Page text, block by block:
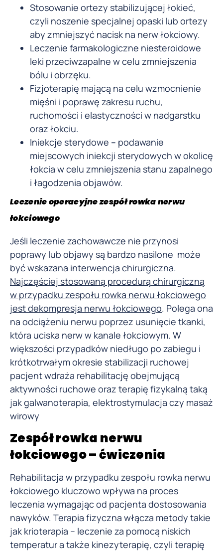
Stosowanie ortezy stabilizującej łokieć,
czyli noszenie specjalnej opaski lub ortezy
aby zmniejszyć nacisk na nerw łokciowy.
Leczenie farmakologiczne niesteroidowe
leki przeciwzapalne w celu zmniejszenia
bólu i obrzęku.
Fizjoterapię mającą na celu wzmocnienie
mięśni i poprawę zakresu ruchu,
ruchomości i elastyczności w nadgarstku
oraz łokciu.
Iniekcje sterydowe – podawanie
miejscowych iniekcji sterydowych w okolicę
łokcia w celu zmniejszenia stanu zapalnego
i łagodzenia objawów.
Leczenie operacyjne zespół rowka nerwu
łokciowego
Jeśli leczenie zachowawcze nie przynosi
poprawy lub objawy są bardzo nasilone może
być wskazana interwencja chirurgiczna.
Najczęściej stosowaną procedurą chirurgiczną
w przypadku zespołu rowka nerwu łokciowego
jest dekompresja nerwu łokciowego. Polega ona
na odciążeniu nerwu poprzez usunięcie tkanki,
która uciska nerw w kanale łokciowym. W
większości przypadków niedługo po zabiegu i
krótkotrwałym okresie stabilizacji ruchowej
pacjent wdraża rehabilitację obejmującą
aktywności ruchowe oraz terapię fizykalną taką
jak galwanoterapia, elektrostymulacja czy masaż
wirowy
Zespół rowka nerwu
łokciowego – ćwiczenia
Rehabilitacja w przypadku zespołu rowka nerwu
łokciowego kluczowo wpływa na proces
leczenia wymagając od pacjenta dostosowania
nawyków. Terapia fizyczna włącza metody takie
jak krioterapia – leczenie za pomocą niskich
temperatur a także kinezyterapię, czyli terapię